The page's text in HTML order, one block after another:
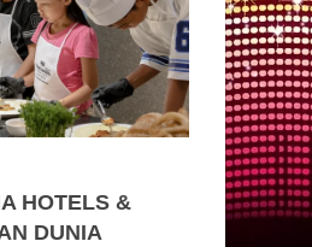
HOTELS &
DUNIA